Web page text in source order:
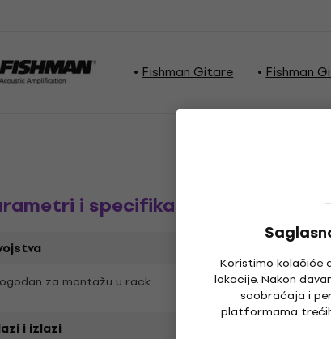
Koristimo kolačiće
lokacije. Nakon
saobraćaja i
platformama
Fishman Gitare Fishman
i specifikacija
za montažu u rack
i izlazi